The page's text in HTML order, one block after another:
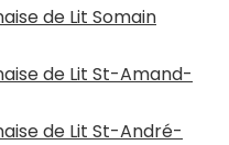
de Lit Somain
de Lit St-Amand-
de Lit St-André-